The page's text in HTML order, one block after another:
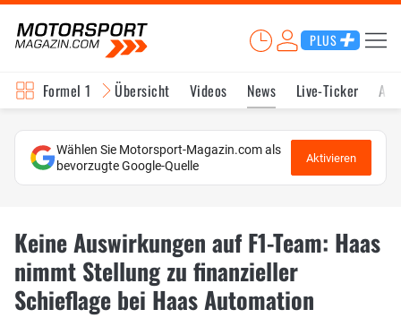
PLUS
Formel 1 Übersicht Videos News Live-Ticker
Wählen Sie Motorsport-Magazin.com als
bevorzugte Google-Quelle
Aktivieren
Keine Auswirkungen auf F1-Team: Haas
nimmt Stellung zu finanzieller
Schieflage bei Haas Automation